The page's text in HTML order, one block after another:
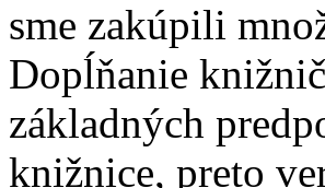
sme zakúpili
Dopĺňanie
základných
knižnice, preto